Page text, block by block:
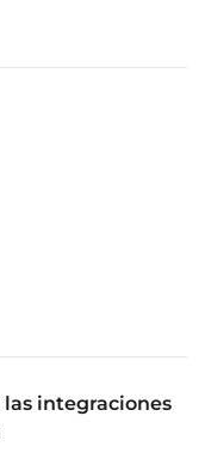
integraciones